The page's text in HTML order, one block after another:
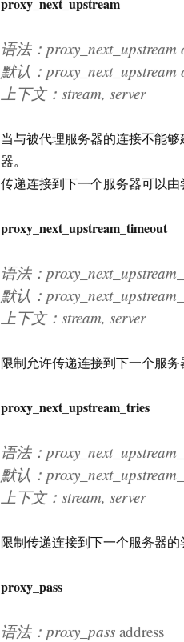
语法：proxy_next_upstream
默认：proxy_next_upstream
上下文：stream, server
当与被代理服务器的连接不能
器。
传递连接到下一个服务器可以由
proxy_next_upstream_timeout
语法：
默认：
上下文：stream, server
限制允许传递连接到下一个服务
proxy_next_upstream_tries
语法：
默认：
上下文：stream, server
限制传递连接到下一个服务器的
proxy_pass
语法：proxy_pass address